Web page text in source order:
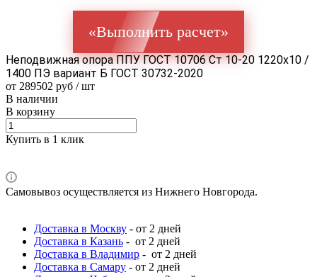
«Выполнить расчет»
Неподвижная опора ППУ ГОСТ 10706 Ст 10-20 1220x10 /
1400 ПЭ вариант Б ГОСТ 30732-2020
от 289502 руб / шт
В наличии
В корзину
Купить в 1 клик
Самовывоз осуществляется из Нижнего Новгорода.
Доставка в Москву - от 2 дней
Доставка в Казань - от 2 дней
Доставка в Владимир - от 2 дней
Доставка в Самару - от 2 дней